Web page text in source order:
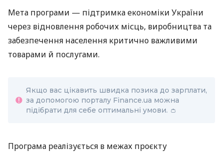
Мета програми — підтримка економіки України
через відновлення робочих місць, виробництва та
забезпечення населення критично важливими
товарами й послугами.
Якщо вас цікавить швидка позика до зарплати,
за допомогою порталу Finance.ua можна
підібрати для себе оптимальні умови. 👛
Програма реалізується в межах проєкту